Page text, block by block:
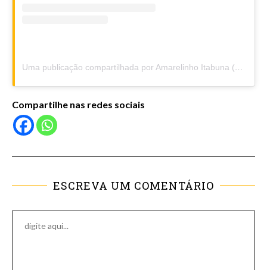
Uma publicação compartilhada por Amarelinho Itabuna (@amarelinhoitabuna)
Compartilhe nas redes sociais
ESCREVA UM COMENTÁRIO